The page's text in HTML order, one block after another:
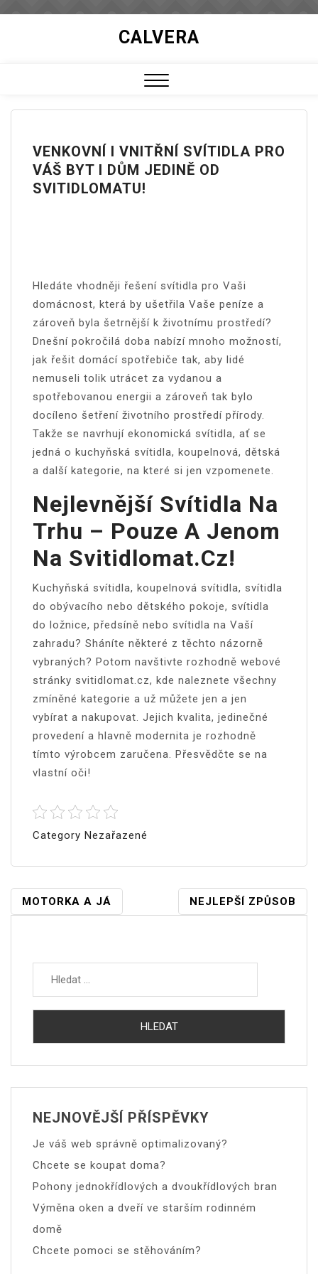
CALVERA
VENKOVNÍ I VNITŘNÍ SVÍTIDLA PRO
VÁŠ BYT I DŮM JEDINĚ OD
SVITIDLOMATU!
Hledáte vhodněji řešení svítidla pro Vaši
domácnost, která by ušetřila Vaše peníze a
zároveň byla šetrnější k životnímu prostředí?
Dnešní pokročilá doba nabízí mnoho možností,
jak řešit domácí spotřebiče tak, aby lidé
nemuseli tolik utrácet za vydanou a
spotřebovanou energii a zároveň tak bylo
docíleno šetření životního prostředí přírody.
Takže se navrhují ekonomická svítidla, ať se
jedná o kuchyňská svítidla, koupelnová, dětská
a další kategorie, na které si jen vzpomenete.
Nejlevnější Svítidla Na
Trhu – Pouze A Jenom
Na Svitidlomat.cz!
Kuchyňská svítidla, koupelnová svítidla, svítidla
do obývacího nebo dětského pokoje, svítidla
do ložnice, předsíně nebo svítidla na Vaší
zahradu? Sháníte některé z těchto názorně
vybraných? Potom navštivte rozhodně webové
stránky svitidlomat.cz, kde naleznete všechny
zmíněné kategorie a už můžete jen a jen
vybírat a nakupovat. Jejich kvalita, jedinečné
provedení a hlavně modernita je rozhodně
tímto výrobcem zaručena. Přesvědčte se na
vlastní oči!
Category Nezařazené
Navigace
MOTORKA A JÁ NEJLEPŠÍ ZPŮSOB
NEJNOVĚJŠÍ PŘÍSPĚVKY
Je váš web správně optimalizovaný?
Chcete se koupat doma?
Pohony jednokřídlových a dvoukřídlových bran
Výměna oken a dveří ve starším rodinném
domě
Chcete pomoci se stěhováním?